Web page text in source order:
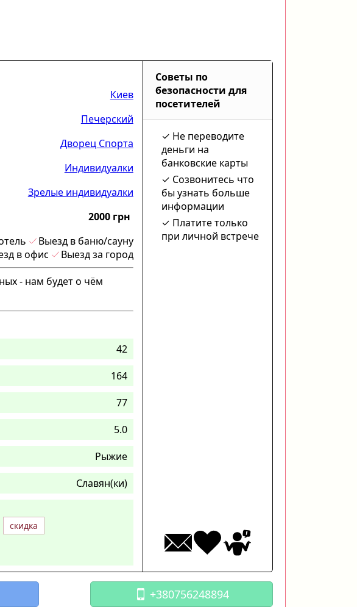
Киев
Печерский
Дворец Спорта
Индивидуалки
Зрелые индивидуалки
2000 грн
Выезд в баню/сауну
в офис
Выезд за город
- нам будет о чём
42
164
77
5.0
Рыжие
Славян(ки)
скидка
Советы по
безопасности для
посетителей
Не переводите
деньги на
банковские карты
Созвонитесь что
бы узнать больше
информации
Платите только
при личной встрече
+380756248894